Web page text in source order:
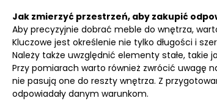
Jak zmierzyć przestrzeń, aby zakupić
Aby precyzyjnie dobrać meble do wnętrza,
Kluczowe jest określenie nie tylko długości i
Należy także uwzględnić elementy stałe, takie
Przy pomiarach warto również zwrócić uwagę
nie pasują one do reszty wnętrza. Z
odpowiadały danym warunkom.